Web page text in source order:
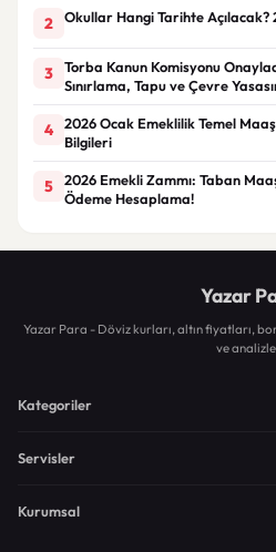
2 Okullar Hangi Tarihte Açılacak?
3
Torba Kanun Komisyonu
Sınırlama, Tapu ve Çevre
4
2026 Ocak Emeklilik Temel
Bilgileri
5
2026 Emekli Zammı: Taban
Ödeme Hesaplama!
Yazar
Yazar Para - Döviz kurları, altın fiyatları,
ve
Kategoriler
Servisler
Kurumsal